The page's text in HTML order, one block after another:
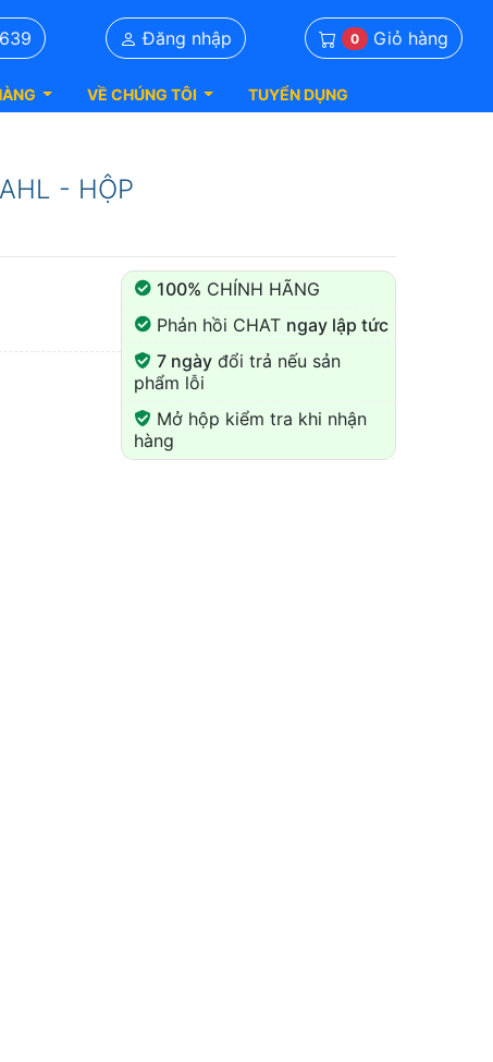
Đăng nhập 0 Giỏ hàng
VỀ CHÚNG TÔI TUYỂN DỤNG
- HỘP
100% CHÍNH HÃNG
Phản hồi CHAT ngay lập tức
7 ngàyđổi trả nếu sản
phẩm lỗi
Mở hộp kiểm tra khi nhận
hàng